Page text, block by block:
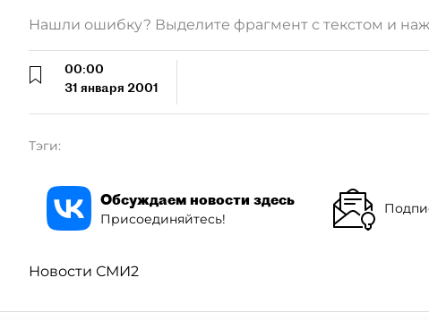
Нашли ошибку? Выделите фрагмент с текстом и
00:00
31 января 2001
Тэги:
Обсуждаем новости здесь
Присоединяйтесь!
Новости СМИ2